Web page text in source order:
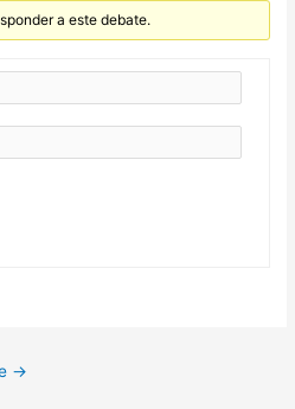
a este debate.
→